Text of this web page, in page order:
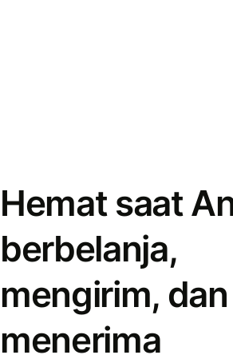
Hemat saat
berbelanja,
mengirim, dan
menerima